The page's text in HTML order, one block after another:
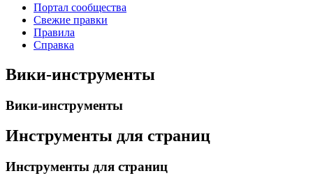
Портал сообщества
Свежие правки
Правила
Справка
Вики-инструменты
Вики-инструменты
Инструменты для страниц
Инструменты для страниц